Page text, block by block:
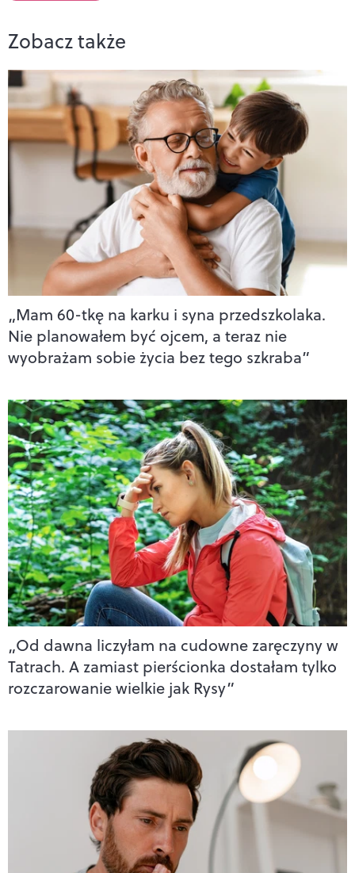
Zobacz także
„Mam 60-tkę na karku i syna przedszkolaka.
Nie planowałem być ojcem, a teraz nie
wyobrażam sobie życia bez tego szkraba”
„Od dawna liczyłam na cudowne zaręczyny w
Tatrach. A zamiast pierścionka dostałam tylko
rozczarowanie wielkie jak Rysy”